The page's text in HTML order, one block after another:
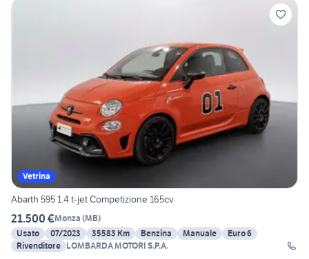
Vetrina
Abarth 595 1.4 t-jet Competizione 165cv
21.500 €Monza (MB)
Usato
07/2023 35583 Km Benzina Manuale
Euro 6
Rivenditore LOMBARDA MOTORI S.P.A.